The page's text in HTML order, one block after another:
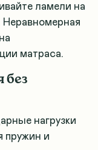
ламели на
Неравномерная
матраса.
без
нагрузки
пружин и